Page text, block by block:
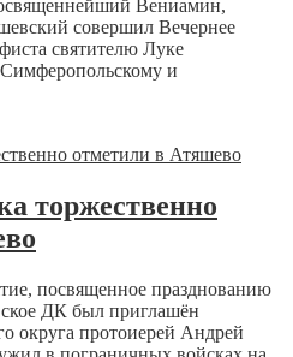
Вениамин,
совершил Вечернее
святителю Луке
и
торжественно
посвященное празднованию
ДК был приглашён
округа протоиерей Андрей